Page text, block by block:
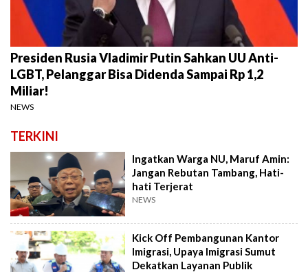
Presiden Rusia Vladimir Putin Sahkan UU Anti-
LGBT, Pelanggar Bisa Didenda Sampai Rp 1,2
Miliar!
NEWS
TERKINI
Ingatkan Warga NU, Maruf Amin:
Jangan Rebutan Tambang, Hati-
hati Terjerat
NEWS
Kick Off Pembangunan Kantor
Imigrasi, Upaya Imigrasi Sumut
Dekatkan Layanan Publik